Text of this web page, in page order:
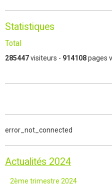
Statistiques
Total
285447visiteurs - 914108pages
error_not_connected
Actualités 2024
2ème trimestre 2024